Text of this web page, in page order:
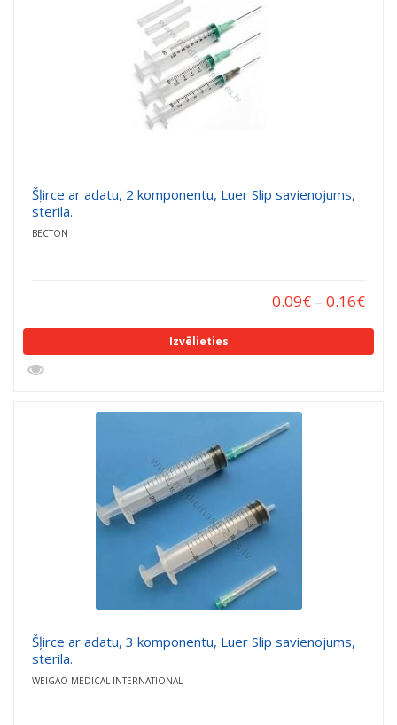
Šļirce ar adatu, 2 komponentu, Luer Slip savienojums,
sterila.
BECTON
0.09€ – 0.16€
Izvēlieties
Šļirce ar adatu, 3 komponentu, Luer Slip savienojums,
sterila.
WEIGAO MEDICAL INTERNATIONAL